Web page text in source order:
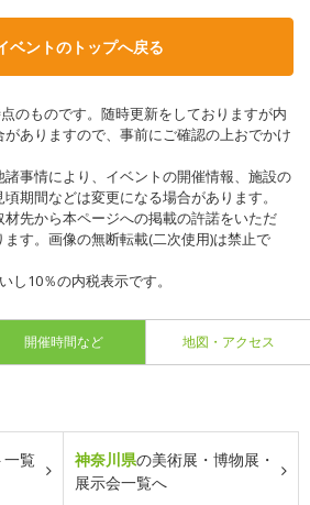
ベントのトップへ戻る
のものです。随時更新をしておりますが内
ありますので、事前にご確認の上おでかけ
事情により、イベントの開催情報、施設の
期間などは変更になる場合があります。
先から本ページへの掲載の許諾をいただ
す。画像の無断転載(二次使用)は禁止で
10％の内税表示です。
開催時間など 地図・アクセス
一覧
神奈川県の美術展・博物展・
展示会一覧へ